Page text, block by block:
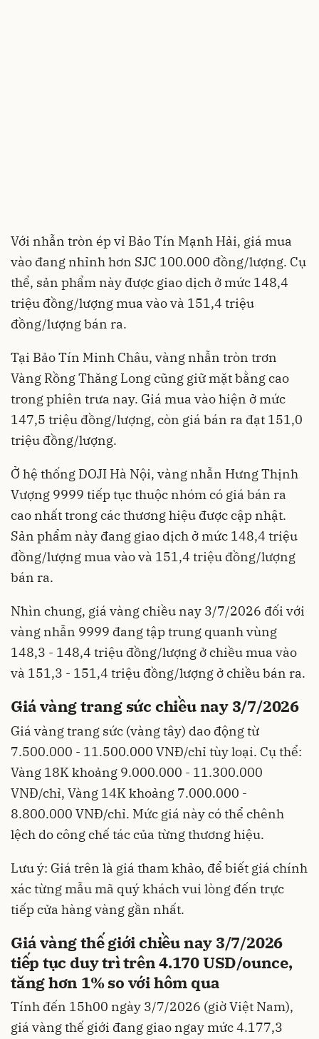
Với nhẫn tròn ép vỉ Bảo Tín Mạnh Hải, giá mua
vào đang nhỉnh hơn SJC 100.000 đồng/lượng. Cụ
thể, sản phẩm này được giao dịch ở mức 148,4
triệu đồng/lượng mua vào và 151,4 triệu
đồng/lượng bán ra.
Tại Bảo Tín Minh Châu, vàng nhẫn tròn trơn
Vàng Rồng Thăng Long cũng giữ mặt bằng cao
trong phiên trưa nay. Giá mua vào hiện ở mức
147,5 triệu đồng/lượng, còn giá bán ra đạt 151,0
triệu đồng/lượng.
Ở hệ thống DOJI Hà Nội, vàng nhẫn Hưng Thịnh
Vượng 9999 tiếp tục thuộc nhóm có giá bán ra
cao nhất trong các thương hiệu được cập nhật.
Sản phẩm này đang giao dịch ở mức 148,4 triệu
đồng/lượng mua vào và 151,4 triệu đồng/lượng
bán ra.
Nhìn chung, giá vàng chiều nay 3/7/2026 đối với
vàng nhẫn 9999 đang tập trung quanh vùng
148,3 - 148,4 triệu đồng/lượng ở chiều mua vào
và 151,3 - 151,4 triệu đồng/lượng ở chiều bán ra.
Giá vàng trang sức chiều nay 3/7/2026
Giá vàng trang sức (vàng tây) dao động từ
7.500.000 - 11.500.000 VNĐ/chỉ tùy loại. Cụ thể:
Vàng 18K khoảng 9.000.000 - 11.300.000
VNĐ/chỉ, Vàng 14K khoảng 7.000.000 -
8.800.000 VNĐ/chỉ. Mức giá này có thể chênh
lệch do công chế tác của từng thương hiệu.
Lưu ý: Giá trên là giá tham khảo, để biết giá chính
xác từng mẫu mã quý khách vui lòng đến trực
tiếp cửa hàng vàng gần nhất.
Giá vàng thế giới chiều nay 3/7/2026
tiếp tục duy trì trên 4.170 USD/ounce,
tăng hơn 1% so với hôm qua
Tính đến 15h00 ngày 3/7/2026 (giờ Việt Nam),
giá vàng thế giới đang giao ngay mức 4.177,3